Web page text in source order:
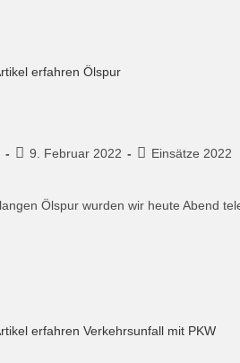
9. Februar 2022 Einsätze 2022
Ölspur wurden wir heute Abend